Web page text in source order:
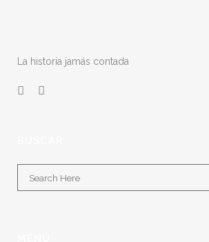
La historia jamás contada